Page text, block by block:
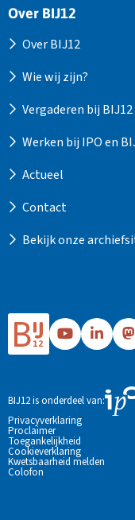
Over BIJ12
Over BIJ12
Wie wij zijn?
Vergaderen bij BIJ12
Werken bij IPO en
Actueel
Contact
Bekijk onze
Ga
naar
pagina
Ga
naar
LinkedIn
pagina
Ga
BIJ12 is onderdeel van:
Privacyverklaring
Proclaimer
Toegankelijkheid
Cookieverklaring
Kwetsbaarheid melden
Colofon